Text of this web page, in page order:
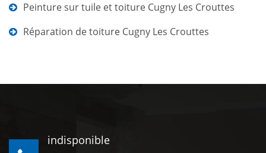
Peinture sur tuile et toiture Cugny Les Crouttes
Réparation de toiture Cugny Les Crouttes
indisponible